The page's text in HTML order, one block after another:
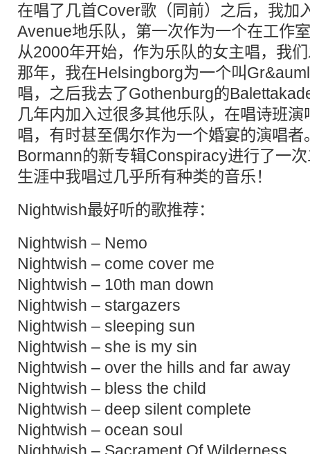
在唱了几首Cover歌（同前）之后，我加
Avenue地乐队，第一次作为一个在工作
从2000年开始，作为乐队的女主唱，我
那年，我在Helsingborg为一个叫
唱，之后我去了Gothenburg的
几年内加入过很多其他乐队，在唱诗班
唱，有时甚至偶尔作为一个婚宴的演唱
Bormann的新专辑Conspiracy进行了一
生涯中我唱过几乎所有种类的音乐！
Nightwish最好听的歌推荐：
Nightwish – Nemo
Nightwish – come cover me
Nightwish – 10th man down
Nightwish – stargazers
Nightwish – sleeping sun
Nightwish – she is my sin
Nightwish – over the hills and far away
Nightwish – bless the child
Nightwish – deep silent complete
Nightwish – ocean soul